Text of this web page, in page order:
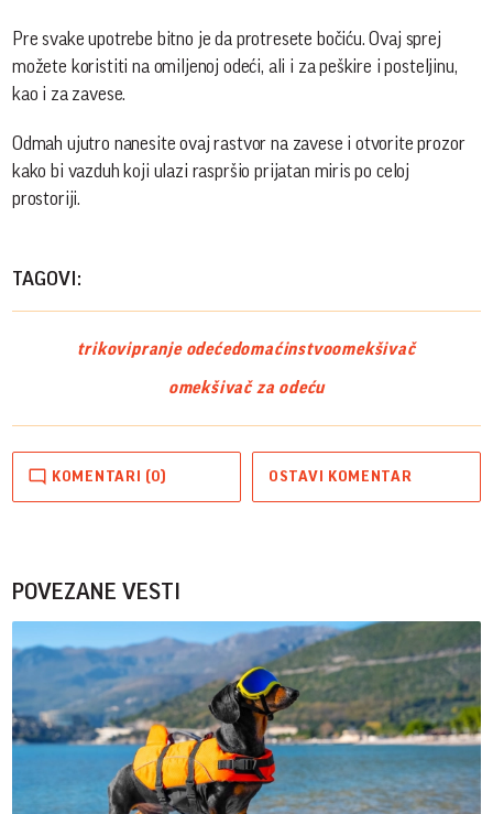
Pre svake upotrebe bitno je da protresete bočiću. Ovaj sprej
možete koristiti na omiljenoj odeći, ali i za peškire i posteljinu,
kao i za zavese.
Odmah ujutro nanesite ovaj rastvor na zavese i otvorite prozor
kako bi vazduh koji ulazi raspršio prijatan miris po celoj
prostoriji.
TAGOVI:
trikovipranje odećedomaćinstvoomekšivač
omekšivač za odeću
KOMENTARI (0) OSTAVI KOMENTAR
POVEZANE VESTI